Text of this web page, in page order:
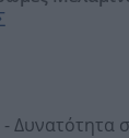
Δυνατότητα